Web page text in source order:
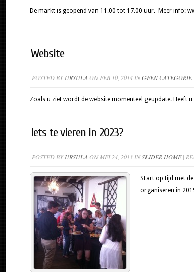
De markt is geopend van 11.00 tot 17.00 uur. Meer info:
Website
POSTED BY URSULA ON FEB 10, 2014 INGEEN CATEGORIE|
Zoals u ziet wordt de website momenteel geupdate. Heeft
Iets te vieren in 2023?
POSTED BY URSULA ON MEI 24, 2013 INSLIDER HOME|
Start op tijd met
organiseren in